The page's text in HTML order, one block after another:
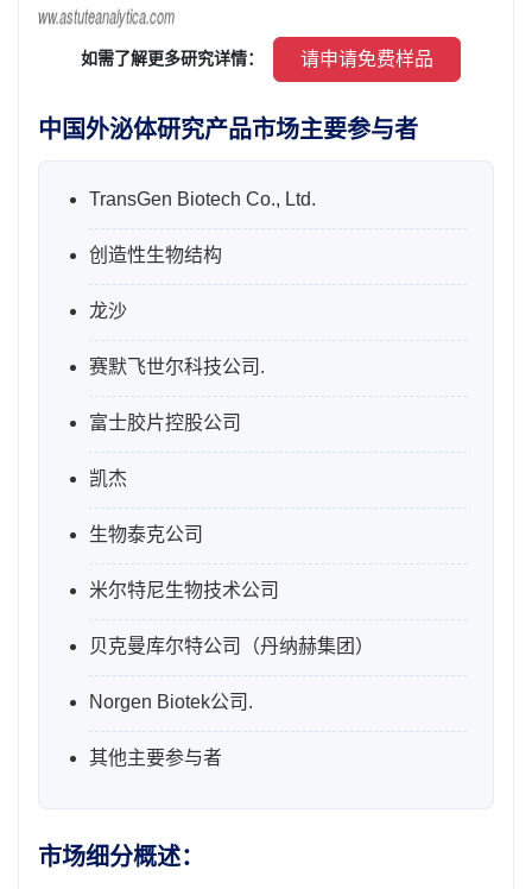
如需了解更多研究详情： 请申请免费样品
中国外泌体研究产品市场主要参与者
TransGen Biotech Co., Ltd.
创造性生物结构
龙沙
赛默飞世尔科技公司.
富士胶片控股公司
凯杰
生物泰克公司
米尔特尼生物技术公司
贝克曼库尔特公司（丹纳赫集团）
Norgen Biotek公司.
其他主要参与者
市场细分概述：